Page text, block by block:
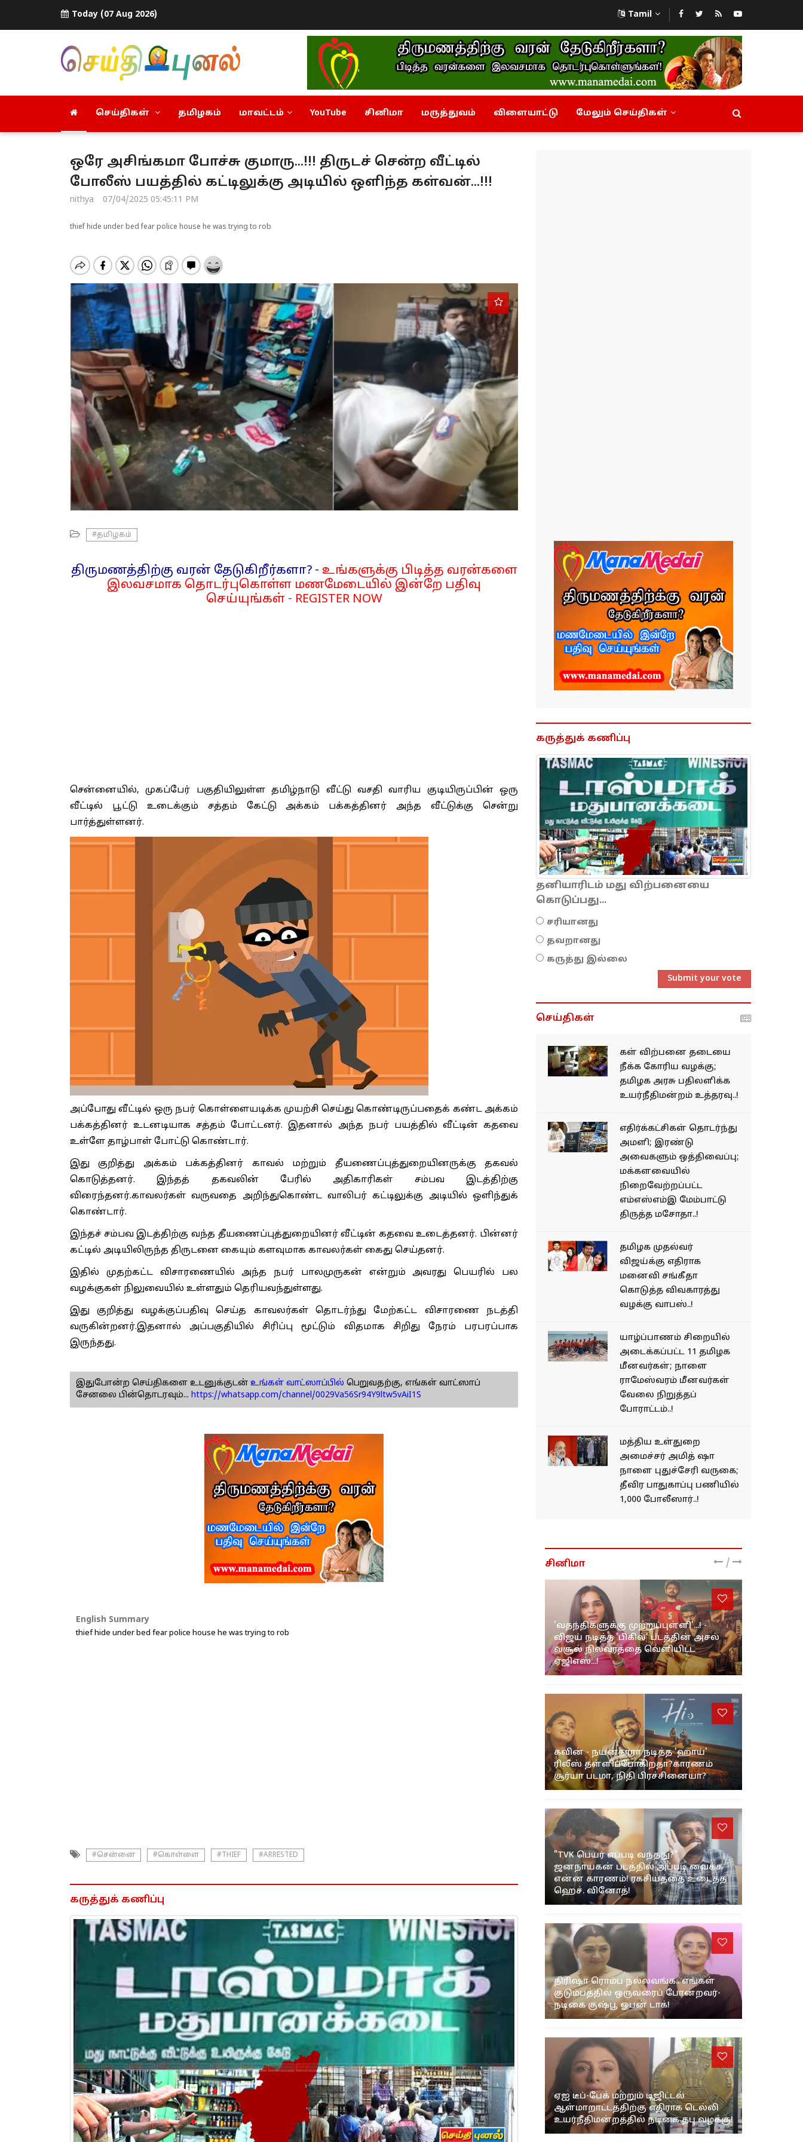
Today (07 Aug 2026) Tamil
செய்திகள் தமிழகம் மாவட்டம் YouTube சினிமா மருத்துவம் விளையாட்டு மேலும் செய்திகள்
ஒரே அசிங்கமா போச்சு குமாரு...!!! திருடச் சென்ற வீட்டில்
போலீஸ் பயத்தில் கட்டிலுக்கு அடியில் ஒளிந்த கள்வன்...!!!
nithya 07/04/2025 05:45:11 PM
thief hide under bed fear police house he was trying to rob
#தமிழகம்
திருமணத்திற்கு வரன் தேடுகிறீர்களா? - உங்களுக்கு பிடித்த வரன்களை
இலவசமாக தொடர்புகொள்ள மணமேடையில் இன்றே பதிவு
செய்யுங்கள் - REGISTER NOW
சென்னையில், முகப்பேர் பகுதியிலுள்ள தமிழ்நாடு வீட்டு வசதி வாரிய குடியிருப்பின் ஒரு
வீட்டில் பூட்டு உடைக்கும் சத்தம் கேட்டு அக்கம் பக்கத்தினர் அந்த வீட்டுக்கு சென்று
பார்த்துள்ளனர்.
அப்போது வீட்டில் ஒரு நபர் கொள்ளையடிக்க முயற்சி செய்து கொண்டிருப்பதைக் கண்ட அக்கம்
பக்கத்தினர் உடனடியாக சத்தம் போட்டனர். இதனால் அந்த நபர் பயத்தில் வீட்டின் கதவை
உள்ளே தாழ்பாள் போட்டு கொண்டார்.
இது குறித்து அக்கம் பக்கத்தினர் காவல் மற்றும் தீயணைப்புத்துறையினருக்கு தகவல்
கொடுத்தனர். இந்தத் தகவலின் பேரில் அதிகாரிகள் சம்பவ இடத்திற்கு
விரைந்தனர்.காவலர்கள் வருவதை அறிந்துகொண்ட வாலிபர் கட்டிலுக்கு அடியில் ஒளிந்துக்
கொண்டார்.
இந்தச் சம்பவ இடத்திற்கு வந்த தீயணைப்புத்துறையினர் வீட்டின் கதவை உடைத்தனர். பின்னர்
கட்டில் அடியிலிருந்த திருடனை கையும் களவுமாக காவலர்கள் கைது செய்தனர்.
இதில் முதற்கட்ட விசாரணையில் அந்த நபர் பாலமுருகன் என்றும் அவரது பெயரில் பல
வழக்குகள் நிலுவையில் உள்ளதும் தெரியவந்துள்ளது.
இது குறித்து வழக்குப்பதிவு செய்த காவலர்கள் தொடர்ந்து மேற்கட்ட விசாரணை நடத்தி
வருகின்றனர்.இதனால் அப்பகுதியில் சிரிப்பு மூட்டும் விதமாக சிறிது நேரம் பரபரப்பாக
இருந்தது.
இதுபோன்ற செய்திகளை உடனுக்குடன் உங்கள் வாட்ஸாப்பில் பெறுவதற்கு, எங்கள் வாட்ஸாப்
சேனலை பின்தொடரவும்... https://whatsapp.com/channel/0029Va56Sr94Y9ltw5vAiI1S
English Summary
thief hide under bed fear police house he was trying to rob
#சென்னை #கொள்ளை #THIEF #ARRESTED
கருத்துக் கணிப்பு
கருத்துக் கணிப்பு
தனியாரிடம் மது விற்பனையை
கொடுப்பது...
சரியானது
தவறானது
கருத்து இல்லை
Submit your vote
செய்திகள்
கள் விற்பனை தடையை
நீக்க கோரிய வழக்கு;
தமிழக அரசு பதிலளிக்க
உயர்நீதிமன்றம் உத்தரவு..!
எதிர்க்கட்சிகள் தொடர்ந்து
அமளி; இரண்டு
அவைகளும் ஒத்திவைப்பு;
மக்களவையில்
நிறைவேற்றப்பட்ட
எம்எஸ்எம்இ மேம்பாட்டு
திருத்த மசோதா..!
தமிழக முதல்வர்
விஜய்க்கு எதிராக
மனைவி சங்கீதா
கொடுத்த விவகாரத்து
வழக்கு வாபஸ்..!
யாழ்ப்பாணம் சிறையில்
அடைக்கப்பட்ட 11 தமிழக
மீனவர்கள்; நாளை
ராமேஸ்வரம் மீனவர்கள்
வேலை நிறுத்தப்
போராட்டம்..!
மத்திய உள்துறை
அமைச்சர் அமித் ஷா
நாளை புதுச்சேரி வருகை;
தீவிர பாதுகாப்பு பணியில்
1,000 போலீஸார்..!
சினிமா /
'வதந்திகளுக்கு முற்றுப்புள்ளி'...! -
விஜய் நடித்த 'பிகில்' படத்தின் அசல்
வசூல் நிலவரத்தை வெளியிட்ட
ஏஜிஎஸ்...!
கவின் - நயன்தாரா நடித்த 'ஹாய்'
ரிலீஸ் தள்ளிப்போகிறதா?காரணம்
சூர்யா படமா, நிதி பிரச்சினையா?
"TVK பெயர் எப்படி வந்தது?"
ஜனநாயகன் படத்தில் அப்படி வைக்க
என்ன காரணம்! ரகசியத்தை உடைத்த
ஹெச். வினோத்!
திரிஷா ரொம்ப நல்லவங்க.. எங்கள்
குடும்பத்தில் ஒருவரைப் போன்றவர்-
நடிகை குஷ்பூ ஓபன் டாக்!
ஏஐ டீப்-பேக் மற்றும் டிஜிட்டல்
ஆள்மாறாட்டத்திற்கு எதிராக டெல்லி
உயர்நீதிமன்றத்தில் நடிகை தபு வழக்கு!